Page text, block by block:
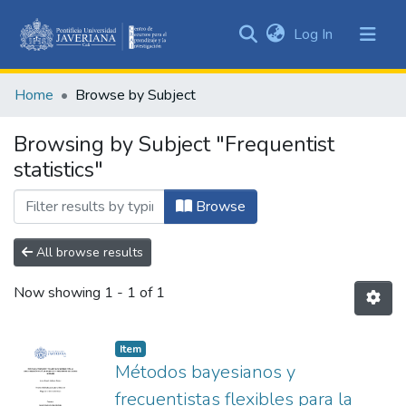
&
All of DSpace
Log In (current)
Home Browse by Subject
Browsing by Subject "Frequentist
statistics"
Browse
All browse results
Now showing 1 - 1 of 1
Item
Métodos bayesianos y
frecuentistas flexibles para la